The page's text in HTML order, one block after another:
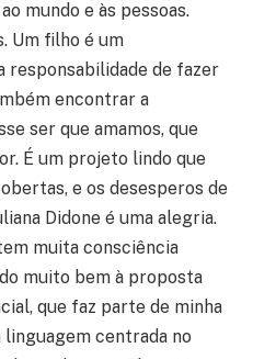
mundo e às pessoas.
Um filho é um
responsabilidade de fazer
encontrar a
ser que amamos, que
É um projeto lindo que
e os desesperos de
Didone é uma alegria.
muita consciência
muito bem à proposta
que faz parte de minha
linguagem centrada no